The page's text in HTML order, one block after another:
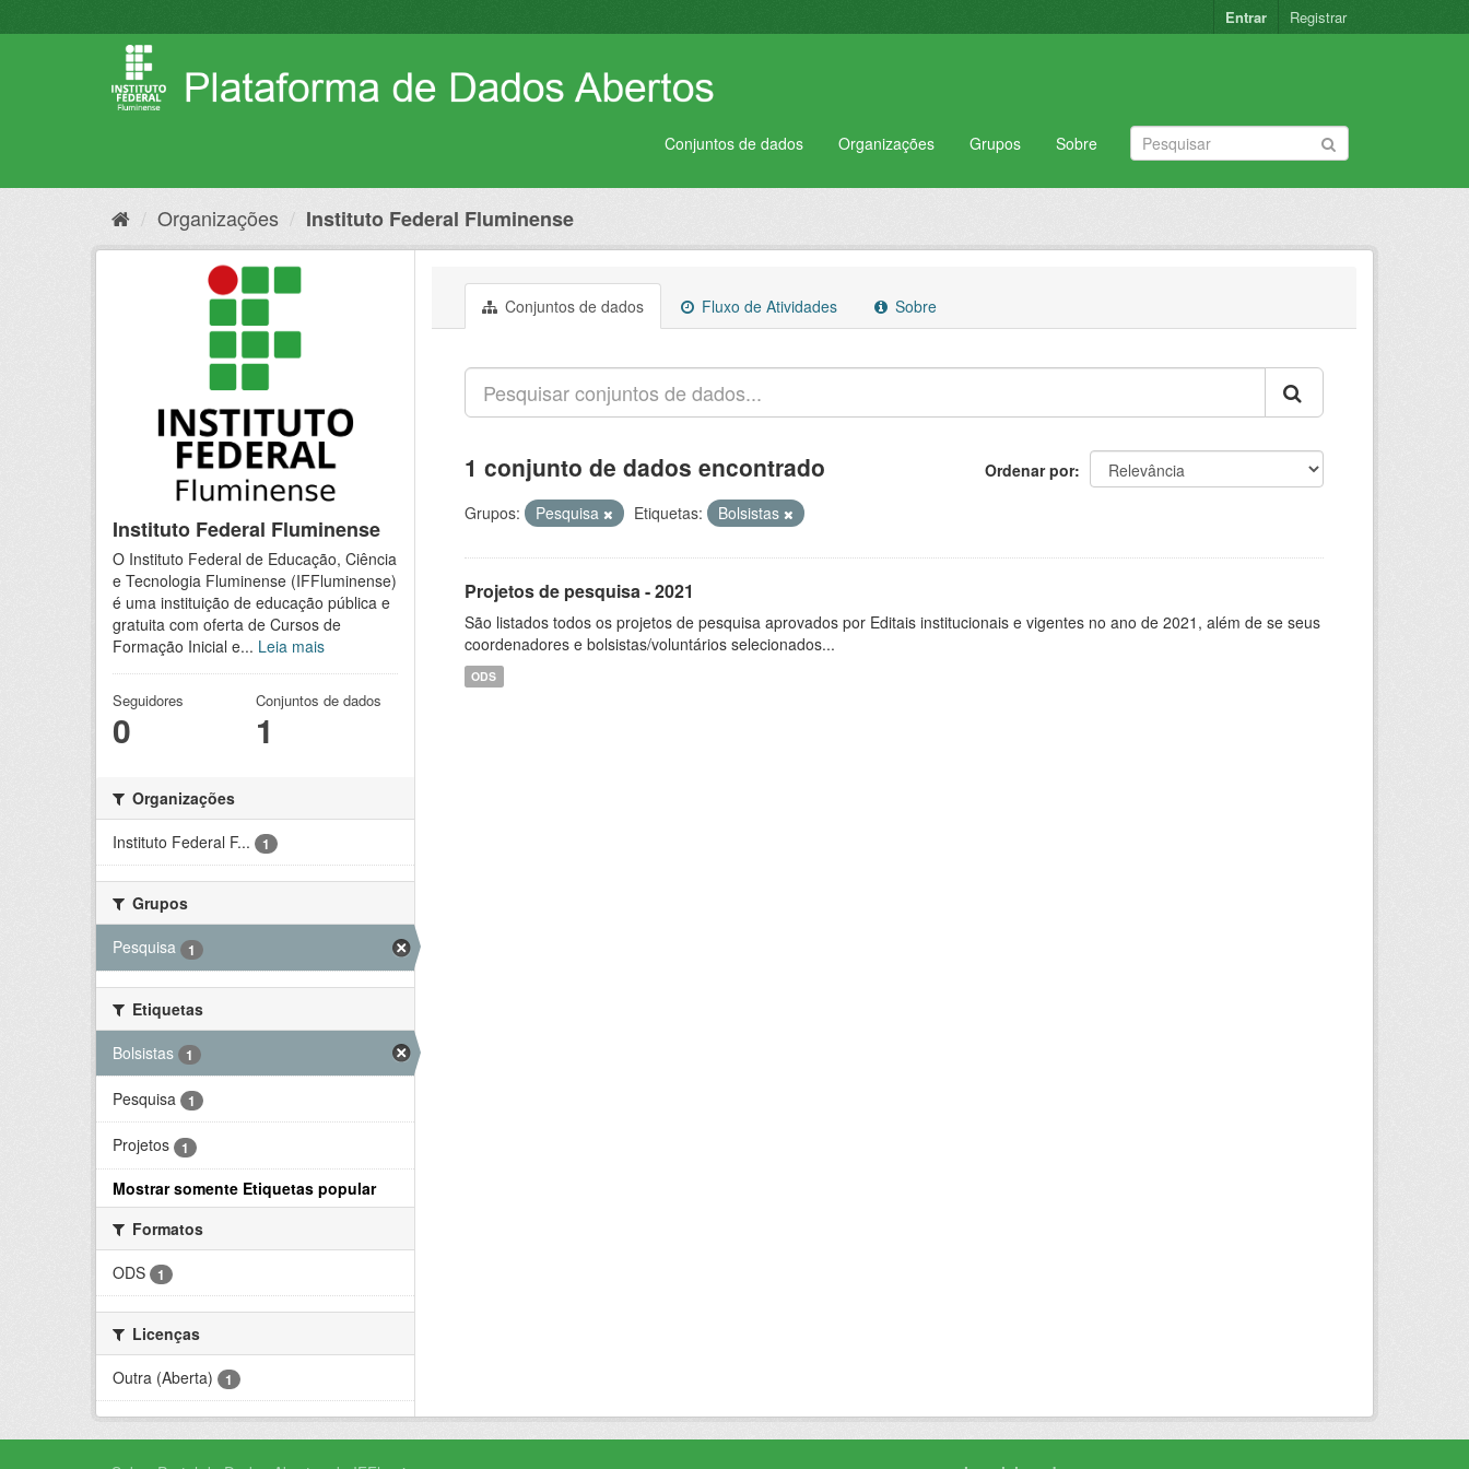
para
Entrar Registrar
Conjuntos de dados Organizações Grupos Sobre
Organizações Instituto Federal Fluminense
Instituto Federal Fluminense
O Instituto Federal de Educação, Ciência
e Tecnologia Fluminense (IFFluminense)
é uma instituição de educação pública e
gratuita com oferta de Cursos de
Formação Inicial e... Leia mais
Seguidores
0
Conjuntos de dados
1
Organizações
Instituto Federal F...
1
Grupos
Pesquisa
1
Etiquetas
Bolsistas
1
Pesquisa 1
Projetos 1
Mostrar somente Etiquetas popular
Formatos
ODS
1
Licenças
Outra (Aberta)
1
Conjuntos de dados Fluxo de Atividades Sobre
Ordenar por
1 conjunto de dados encontrado
Grupos: Pesquisa Etiquetas: Bolsistas
Projetos de pesquisa - 2021
São listados todos os projetos de pesquisa aprovados por Editais institucionais e vigentes no ano de 2021, além de se seus
coordenadores e bolsistas/voluntários selecionados...
ODS